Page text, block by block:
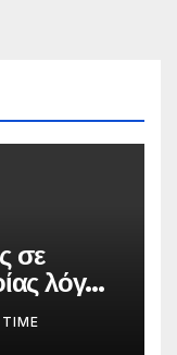
σε
λόγω